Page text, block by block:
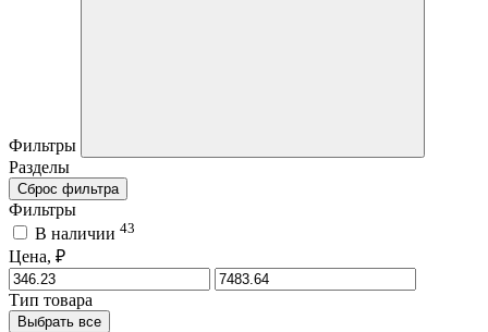
Фильтры
Разделы
Сброс фильтра
Фильтры
В наличии 43
Цена, ₽
Тип товара
Выбрать все